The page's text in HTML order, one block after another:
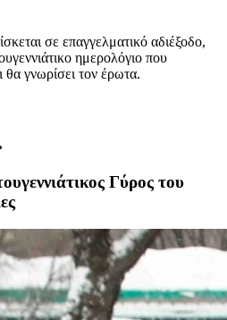
σε επαγγελματικό αδιέξοδο,
ημερολόγιο που
θα γνωρίσει τον έρωτα.
Γύρος του